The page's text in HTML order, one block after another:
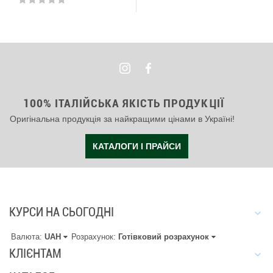
100% ІТАЛІЙСЬКА ЯКІСТЬ ПРОДУКЦІЇ
Оригінальна продукція за найкращими цінами в Україні!
КАТАЛОГИ І ПРАЙСИ
КУРСИ НА СЬОГОДНІ
Валюта: UAH Розрахунок: Готівковий розрахунок
КЛІЄНТАМ